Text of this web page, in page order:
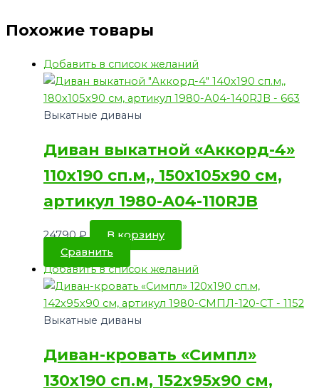
Похожие товары
Добавить в список желаний
Выкатные диваны
Диван выкатной «Аккорд-4»
110х190 сп.м,, 150х105х90 см,
артикул 1980-А04-110RJB
24790₽
В корзину
Сравнить
Добавить в список желаний
Выкатные диваны
Диван-кровать «Симпл»
130х190 сп.м, 152х95х90 см,